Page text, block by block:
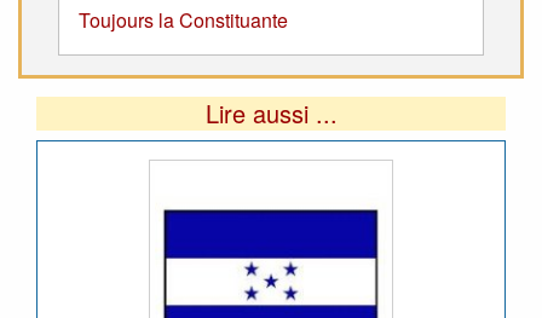
Toujours la Constituante
Lire aussi ...